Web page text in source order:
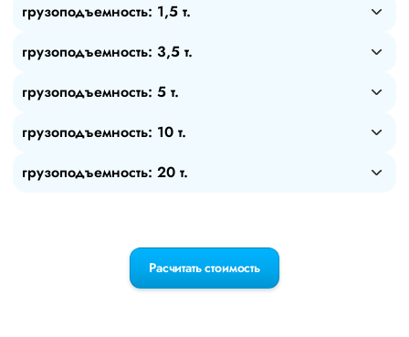
грузоподъемность: 1,5 т.
грузоподъемность: 3,5 т.
грузоподъемность: 5 т.
грузоподъемность: 10 т.
грузоподъемность: 20 т.
Расчитать стоимость